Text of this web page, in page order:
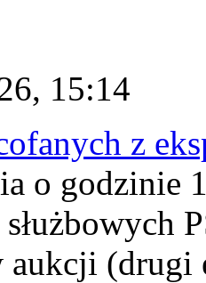
15:14
z
o godzinie
aukcji (drugi